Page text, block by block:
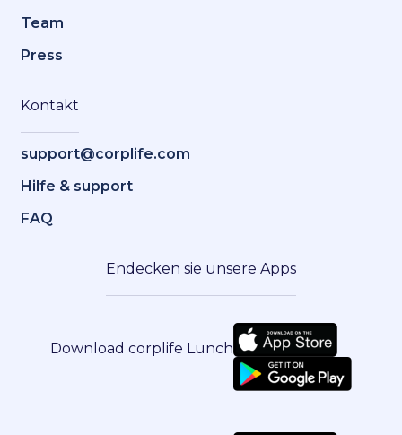
Team
Press
Kontakt
support@corplife.com
Hilfe & support
FAQ
Endecken sie unsere Apps
Download corplife Lunch